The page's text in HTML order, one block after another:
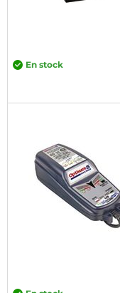
En stock